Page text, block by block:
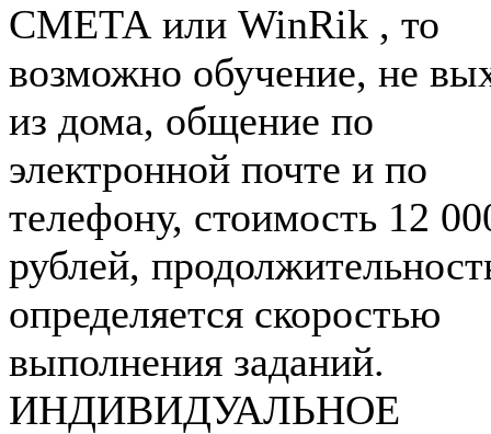
СМЕТА или WinRik , то
возможно обучение, не
из дома, общение по
электронной почте и по
телефону, стоимость 12
рублей,
определяется скоростью
выполнения заданий.
ИНДИВИДУАЛЬНОЕ